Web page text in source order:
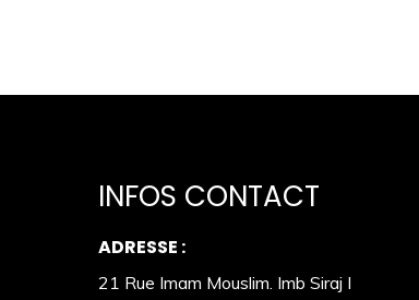
INFOS CONTACT
ADRESSE :
21 Rue Imam Mouslim. Imb Siraj I